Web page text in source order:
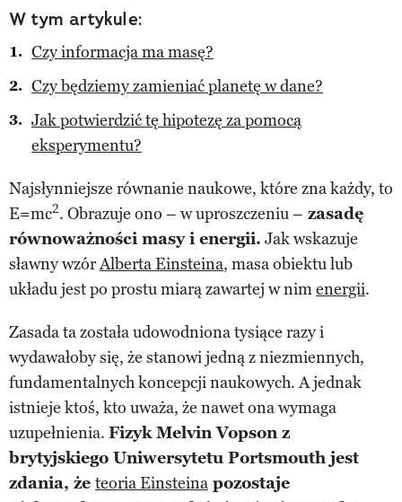
W tym artykule:
Czy informacja ma masę?
Czy będziemy zamieniać planetę w dane?
Jak potwierdzić tę hipotezę za pomocą
eksperymentu?
Najsłynniejsze równanie naukowe, które zna każdy, to
E=mc2. Obrazuje ono – w uproszczeniu – zasadę
równoważności masy i energii. Jak wskazuje
sławny wzórAlberta Einsteina, masa obiektu lub
układu jest po prostu miarą zawartej w nimenergii.
Zasada ta została udowodniona tysiące razy i
wydawałoby się, że stanowi jedną z niezmiennych,
fundamentalnych koncepcji naukowych. A jednak
istnieje ktoś, kto uważa, że nawet ona wymaga
uzupełnienia. Fizyk Melvin Vopson z
brytyjskiego Uniwersytetu Portsmouth jest
zdania, że teoria Einsteina pozostaje